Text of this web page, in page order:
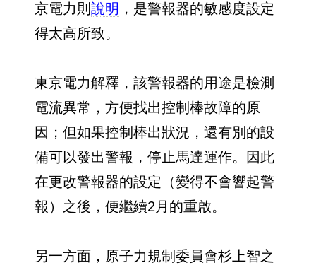
京電力則 說明 ，是警報器的敏感度設定
得太高所致。
東京電力解釋，該警報器的用途是檢測
電流異常，方便找出控制棒故障的原
因；但如果控制棒出狀況，還有別的設
備可以發出警報，停止馬達運作。因此
在更改警報器的設定（變得不會響起警
報）之後，便繼續2月的重啟。
另一方面，原子力規制委員會杉上智之